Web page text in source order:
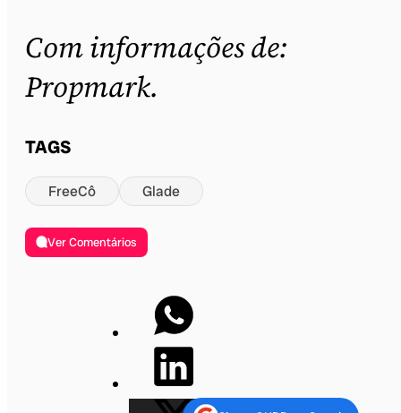
Com informações de:
Propmark.
TAGS
FreeCô Glade
Ver Comentários